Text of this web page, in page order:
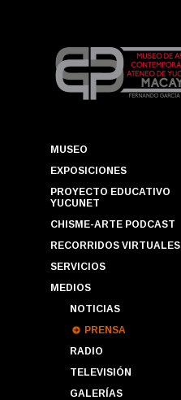
MUSEO
EXPOSICIONES
PROYECTO EDUCATIVO
YUCUNET
CHISME-ARTE PODCAST
RECORRIDOS VIRTUALES
SERVICIOS
MEDIOS
NOTICIAS
PRENSA
RADIO
TELEVISIÓN
GALERÍAS